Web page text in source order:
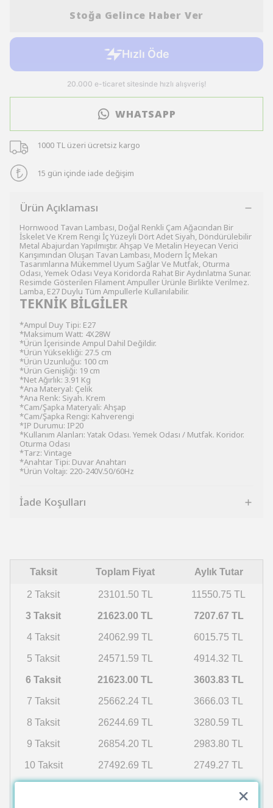
Stoğa Gelince Haber Ver
WHATSAPP
1000 TL üzeri ücretsiz kargo
15 gün içinde iade değişim
Ürün Açıklaması
Hornwood Tavan Lambası, Doğal Renkli Çam Ağacından Bir
İskelet Ve Krem Rengi İç Yüzeyli Dört Adet Siyah, Döndürülebilir
Metal Abajurdan Yapılmıştır. Ahşap Ve Metalin Heyecan Verici
Karışımından Oluşan Tavan Lambası, Modern İç Mekan
Tasarımlarına Mükemmel Uyum Sağlar Ve Mutfak, Oturma
Odası, Yemek Odası Veya Koridorda Rahat Bir Aydınlatma Sunar.
Resimde Gösterilen Filament Ampuller Ürünle Birlikte Verilmez.
Lamba, E27 Duylu Tüm Ampullerle Kullanılabilir.
TEKNİK BİLGİLER
*Ampul Duy Tipi: E27
*Maksimum Watt: 4X28W
*Ürün İçerisinde Ampul Dahil Değildir.
*Ürün Yüksekliği: 27.5 cm
*Ürün Uzunluğu: 100 cm
*Ürün Genişliği: 19 cm
*Net Ağırlık: 3.91 Kg
*Ana Materyal: Çelik
*Ana Renk: Siyah. Krem
*Cam/Şapka Materyali: Ahşap
*Cam/Şapka Rengi: Kahverengi
*IP Durumu: IP20
*Kullanım Alanları: Yatak Odası. Yemek Odası / Mutfak. Koridor.
Oturma Odası
*Tarz: Vintage
*Anahtar Tipi: Duvar Anahtarı
*Ürün Voltajı: 220-240V.50/60Hz
İade Koşulları
Taksit Toplam Fiyat Aylık Tutar
2 Taksit 23101.50 TL 11550.75 TL
3 Taksit 21623.00 TL 7207.67 TL
4 Taksit 24062.99 TL 6015.75 TL
5 Taksit 24571.59 TL 4914.32 TL
6 Taksit 21623.00 TL 3603.83 TL
7 Taksit 25662.24 TL 3666.03 TL
8 Taksit 26244.69 TL 3280.59 TL
9 Taksit 26854.20 TL 2983.80 TL
10 Taksit 27492.69 TL 2749.27 TL